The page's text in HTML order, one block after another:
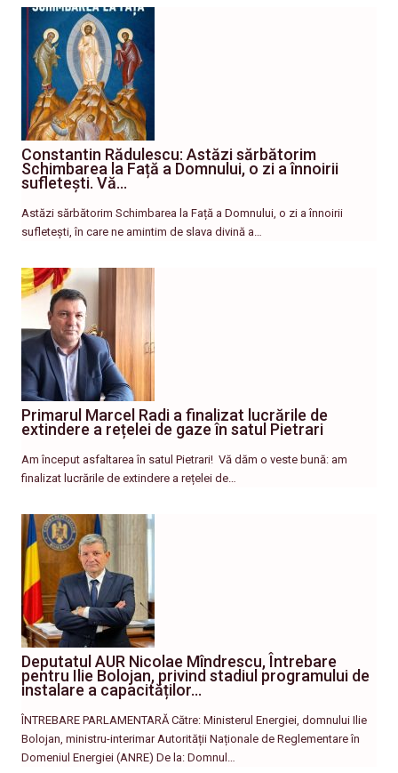
Constantin Rădulescu: Astăzi sărbătorim
Schimbarea la Față a Domnului, o zi a înnoirii
sufletești. Vă…
Astăzi sărbătorim Schimbarea la Față a Domnului, o zi a înnoirii
sufletești, în care ne amintim de slava divină a…
Primarul Marcel Radi a finalizat lucrările de
extindere a rețelei de gaze în satul Pietrari
Am început asfaltarea în satul Pietrari! ​ Vă dăm o veste bună: am
finalizat lucrările de extindere a rețelei de…
Deputatul AUR Nicolae Mîndrescu, Întrebare
pentru Ilie Bolojan, privind stadiul programului de
instalare a capacităților…
ÎNTREBARE PARLAMENTARĂ Către: Ministerul Energiei, domnului Ilie
Bolojan, ministru-interimar Autorității Naționale de Reglementare în
Domeniul Energiei (ANRE) De la: Domnul…